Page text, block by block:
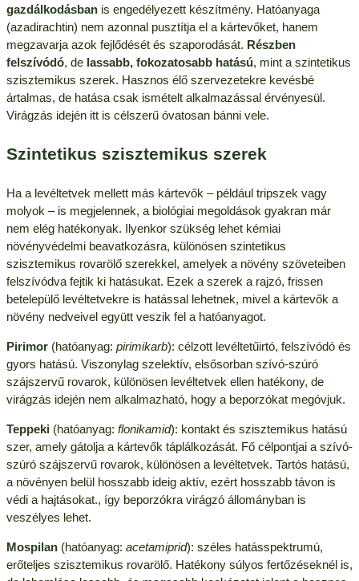
gazdálkodásbanis engedélyezett készítmény. Hatóanyaga
(azadirachtin) nem azonnal pusztítja el a kártevőket, hanem
megzavarja azok fejlődését és szaporodását. Részben
felszívódó, de lassabb, fokozatosabb hatású, mint a szintetikus
szisztemikus szerek. Hasznos élő szervezetekre kevésbé
ártalmas, de hatása csak ismételt alkalmazással érvényesül.
Virágzás idején itt is célszerű óvatosan bánni vele.
Szintetikus szisztemikus szerek
Ha a levéltetvek mellett más kártevők – például tripszek vagy
molyok – is megjelennek, a biológiai megoldások gyakran már
nem elég hatékonyak. Ilyenkor szükség lehet kémiai
növényvédelmi beavatkozásra, különösen szintetikus
szisztemikus rovarölő szerekkel, amelyek a növény szöveteiben
felszívódva fejtik ki hatásukat. Ezek a szerek a rajzó, frissen
betelepülő levéltetvekre is hatással lehetnek, mivel a kártevők a
növény nedveivel együtt veszik fel a hatóanyagot.
Pirimor(hatóanyag: pirimikarb): célzott levéltetűirtó, felszívódó és
gyors hatású. Viszonylag szelektív, elsősorban szívó-szúró
szájszervű rovarok, különösen levéltetvek ellen hatékony, de
virágzás idején nem alkalmazható, hogy a beporzókat megóvjuk.
Teppeki(hatóanyag: flonikamid): kontakt és szisztemikus hatású
szer, amely gátolja a kártevők táplálkozását. Fő célpontjai a szívó-
szúró szájszervű rovarok, különösen a levéltetvek. Tartós hatású,
a növényen belül hosszabb ideig aktív, ezért hosszabb távon is
védi a hajtásokat., így beporzókra virágzó állományban is
veszélyes lehet.
Mospilan(hatóanyag: acetamiprid): széles hatásspektrumú,
erőteljes szisztemikus rovarölő. Hatékony súlyos fertőzéseknél is,